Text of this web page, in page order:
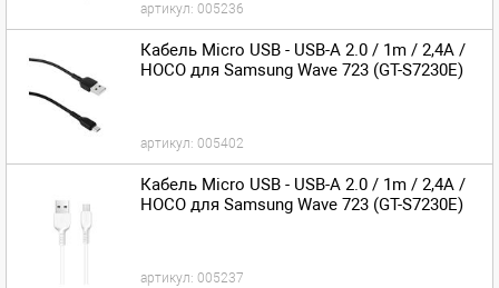
артикул: 005236
Кабель Micro USB - USB-A 2.0 / 1m / 2,4A /
HOCO для Samsung Wave 723 (GT-S7230E)
артикул: 005402
Кабель Micro USB - USB-A 2.0 / 1m / 2,4A /
HOCO для Samsung Wave 723 (GT-S7230E)
артикул: 005237